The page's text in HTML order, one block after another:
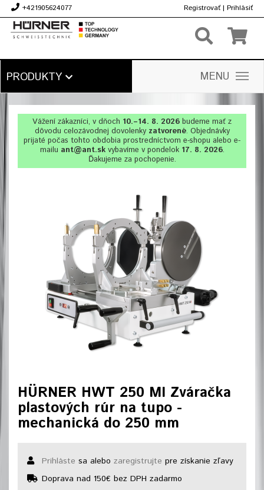
+421905624077 Registrovať | Prihlásiť
PRODUKTY MENU
Vážení zákazníci, v dňoch 10.–14. 8. 2026 budeme mať z
dôvodu celozávodnej dovolenkyzatvorené. Objednávky
prijaté počas tohto obdobia prostredníctvom e-shopu alebo e-
mailu ant@ant.skvybavíme v pondelok 17. 8. 2026.
Ďakujeme za pochopenie.
HÜRNER HWT 250 MI Zváračka
plastových rúr na tupo -
mechanická do 250 mm
Prihláste sa alebo zaregistrujte pre získanie zľavy
Doprava nad 150€ bez DPH zadarmo